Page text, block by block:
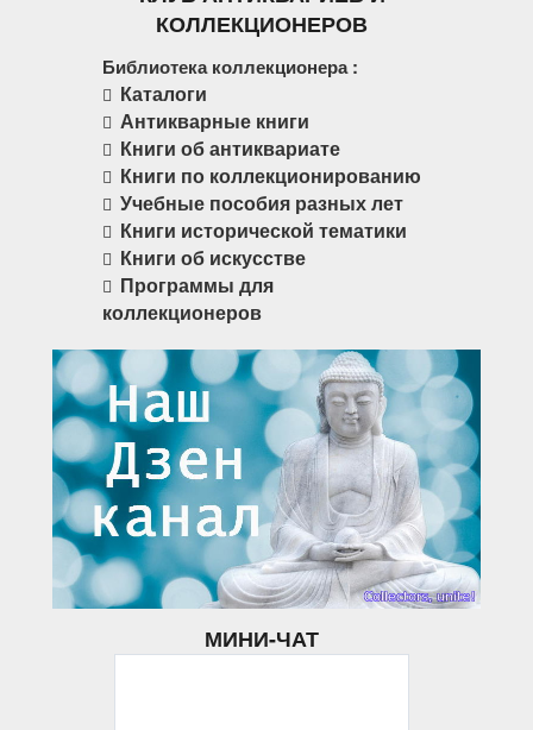
КОЛЛЕКЦИОНЕРОВ
Библиотека коллекционера :
Каталоги
Антикварные книги
Книги об антиквариате
Книги по коллекционированию
Учебные пособия разных лет
Книги исторической тематики
Книги об искусстве
Программы для
коллекционеров
МИНИ-ЧАТ